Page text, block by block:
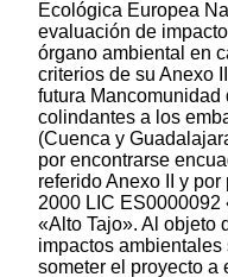
Ecológica Europea
evaluación de
órgano ambiental en
criterios de su Anexo
futura
colindantes a los
(Cuenca y
por encontrarse
referido Anexo II y
2000 LIC ES0000092
«Alto Tajo». Al objeto
impactos
someter el proyecto a